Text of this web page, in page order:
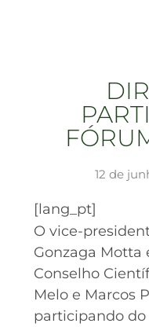
12 de
[lang_pt]
O vice-
Gonzaga Motta
Conselho
Melo e Marcos
participando do